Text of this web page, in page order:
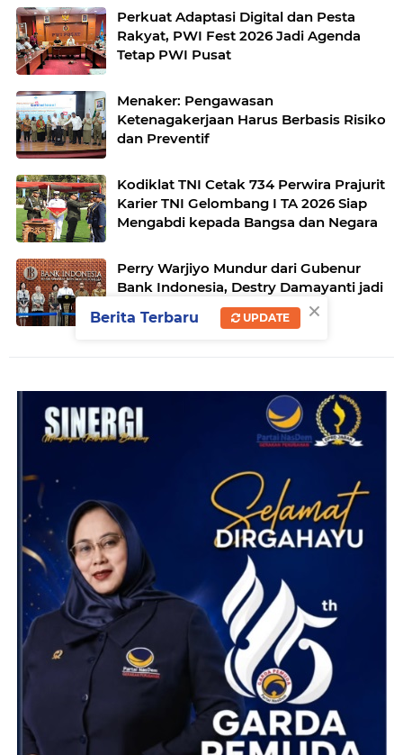
Perkuat Adaptasi Digital dan Pesta
Rakyat, PWI Fest 2026 Jadi Agenda
Tetap PWI Pusat
Menaker: Pengawasan
Ketenagakerjaan Harus Berbasis Risiko
dan Preventif
Kodiklat TNI Cetak 734 Perwira Prajurit
Karier TNI Gelombang I TA 2026 Siap
Mengabdi kepada Bangsa dan Negara
Perry Warjiyo Mundur dari Gubenur
Bank Indonesia, Destry Damayanti jadi
Pejabat Sementara
×
Berita Terbaru UPDATE